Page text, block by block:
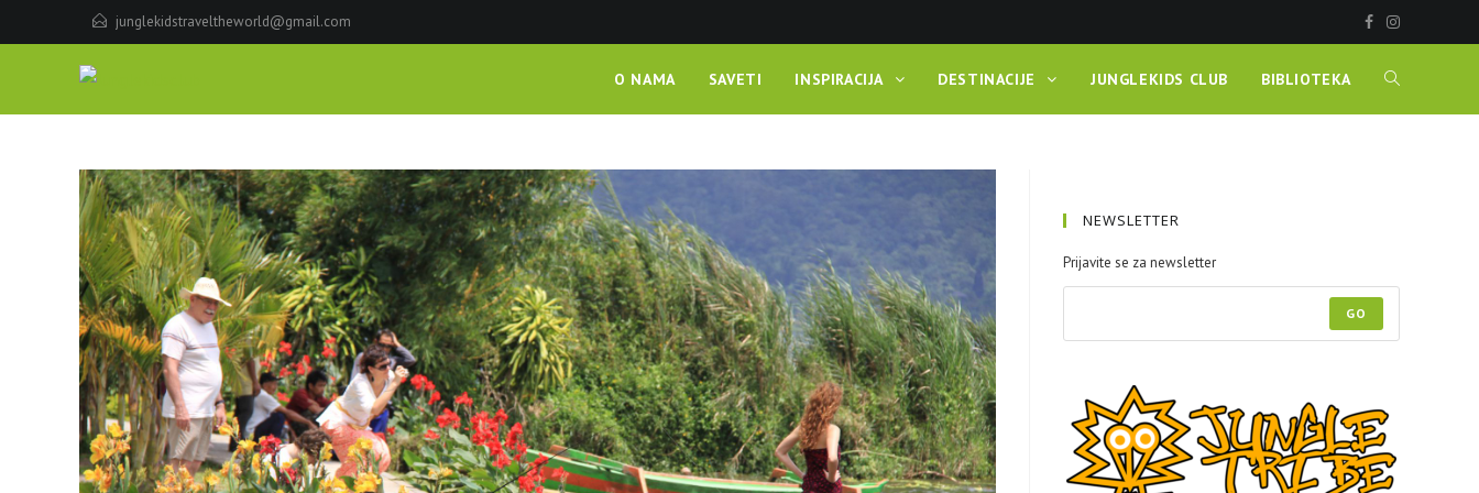
junglekidstraveltheworld@gmail.com
O NAMA SAVETI INSPIRACIJA DESTINACIJE JUNGLEKIDS CLUB BIBLIOTEKA
NEWSLETTER
Prijavite se za newsletter
GO